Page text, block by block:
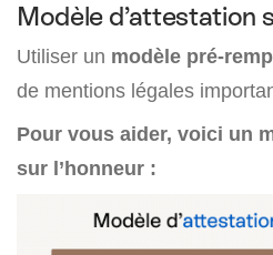
Modèle d’attestation
Utiliser un modèle pré-
de mentions légales
Pour vous aider, voici un
sur l’honneur :